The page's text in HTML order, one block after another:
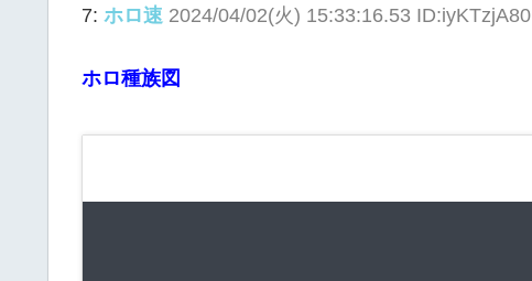
7: ホロ速 2024/04/02(火) 15:33:16.53 ID:iyKTzjA80
ホロ種族図